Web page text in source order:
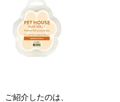
ご紹介したのは、